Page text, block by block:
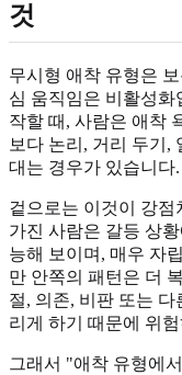
것
무시형 애착 유형은
심 움직임은 비활성화
작할 때, 사람은 애착
보다 논리, 거리 두기,
대는 경우가 있습니다.
겉으로는 이것이 강
가진 사람은 갈등 상
능해 보이며, 매우 자
만 안쪽의 패턴은 더
절, 의존, 비판 또는
리게 하기 때문에 위
그래서 "애착 유형에